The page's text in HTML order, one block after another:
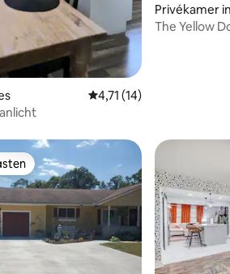
uit 5, 48 recensies
Gemiddelde beoordeling
4,71 (14)
Privékamer
The Yellow